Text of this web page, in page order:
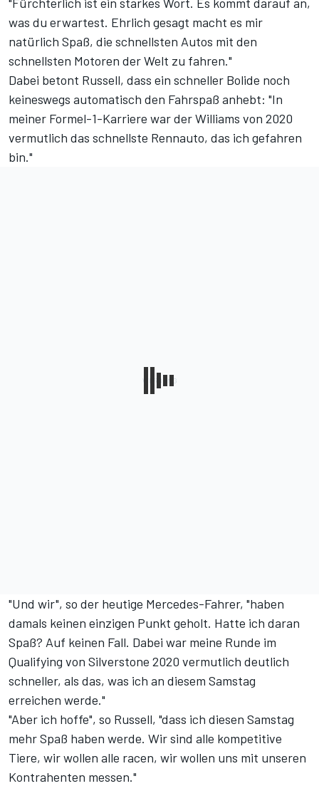
was du erwartest. Ehrlich gesagt macht es mir
natürlich Spaß, die schnellsten Autos mit den
schnellsten Motoren der Welt zu fahren."
Dabei betont Russell, dass ein schneller Bolide noch
keineswegs automatisch den Fahrspaß anhebt: "In
meiner Formel-1-Karriere war der Williams von 2020
vermutlich das schnellste Rennauto, das ich gefahren
bin."
"Und wir", so der heutige Mercedes-Fahrer, "haben
damals keinen einzigen Punkt geholt. Hatte ich daran
Spaß? Auf keinen Fall. Dabei war meine Runde im
Qualifying von Silverstone 2020 vermutlich deutlich
schneller, als das, was ich an diesem Samstag
erreichen werde."
"Aber ich hoffe", so Russell, "dass ich diesen Samstag
mehr Spaß haben werde. Wir sind alle kompetitive
Tiere, wir wollen alle racen, wir wollen uns mit unseren
Kontrahenten messen."